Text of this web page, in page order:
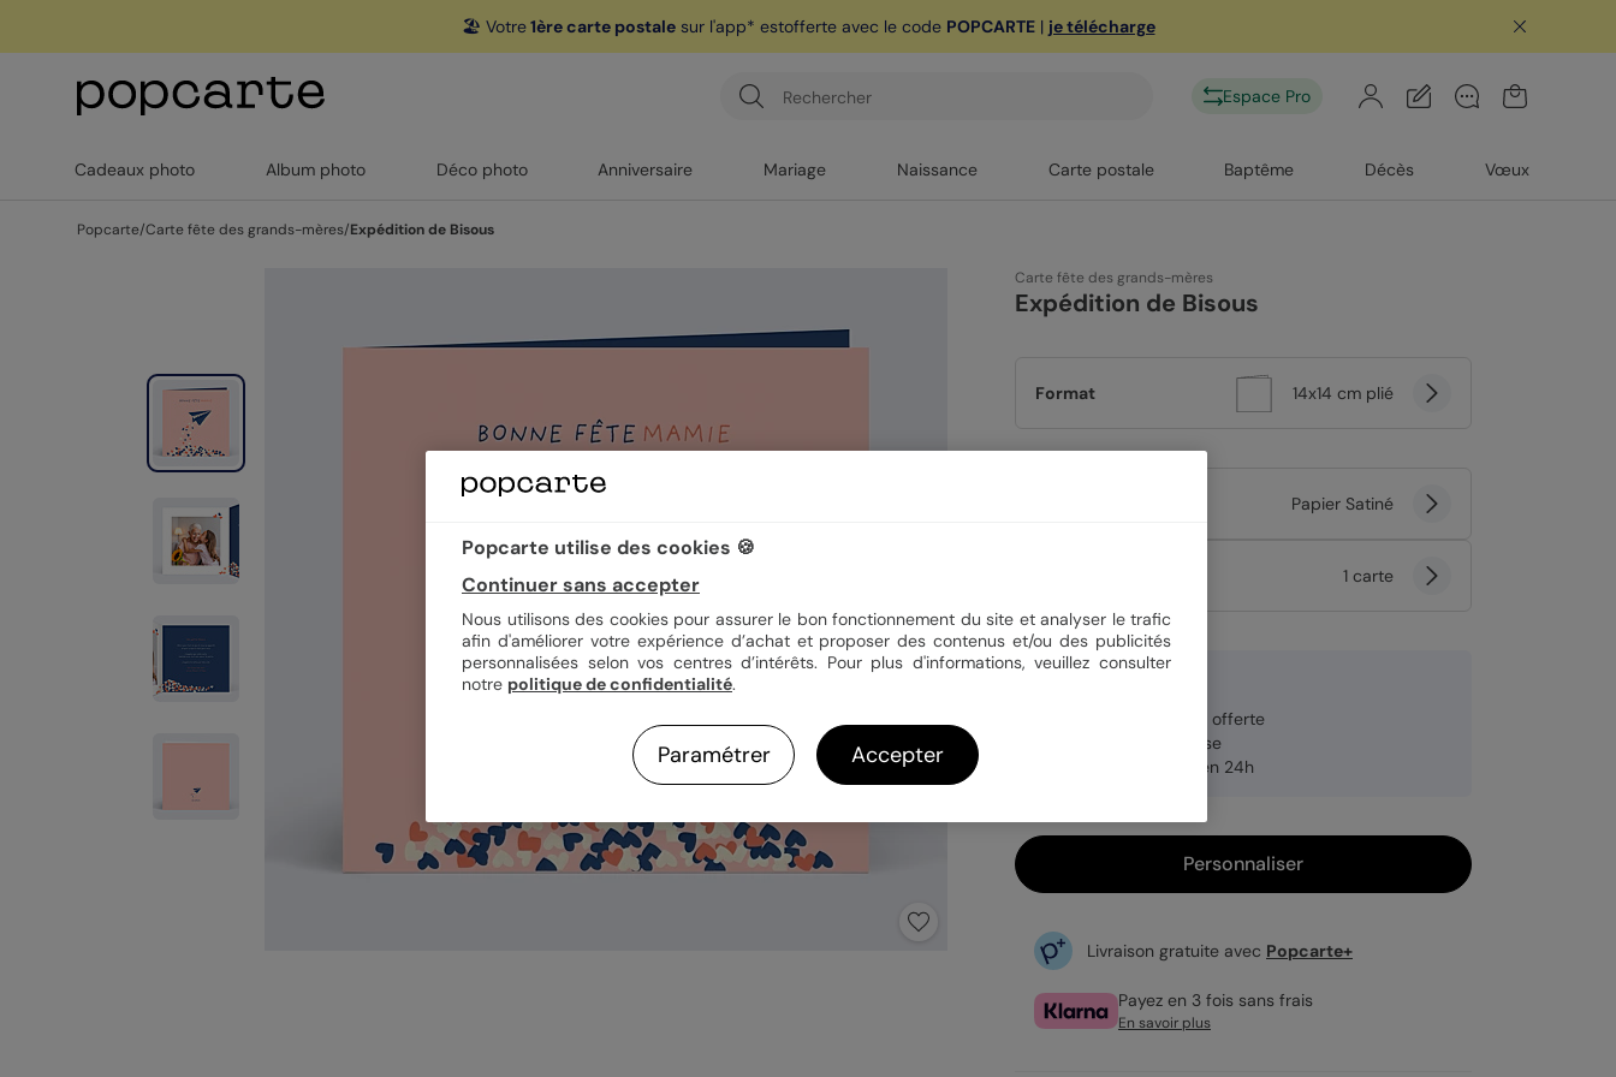
🏖️ Votre1ère carte postalesur l'app* estofferte avec le code POPCARTE| je télécharge
Espace Pro
Cadeaux photo Album photo Déco photo Anniversaire Mariage Naissance Carte postale Baptême Décès Vœux
Popcarte/Carte fête des grands-mères/Expédition de Bisous
Carte fête des grands-mères
Expédition de Bisous
Format 14x14 cm plié
Papier Satiné
1 carte
Enveloppe blanche offerte
Fabrication française
Expédition rapide en 24h
Personnaliser
Livraison gratuite avec Popcarte+
Payez en 3 fois sans frais
En savoir plus
Popcarte utilise des cookies 🍪
Continuer sans accepter
Nous utilisons des cookies pour assurer le bon fonctionnement du site et analyser le trafic
afin d'améliorer votre expérience d’achat et proposer des contenus et/ou des publicités
personnalisées selon vos centres d’intérêts. Pour plus d'informations, veuillez consulter
notre politique de confidentialité.
Paramétrer Accepter